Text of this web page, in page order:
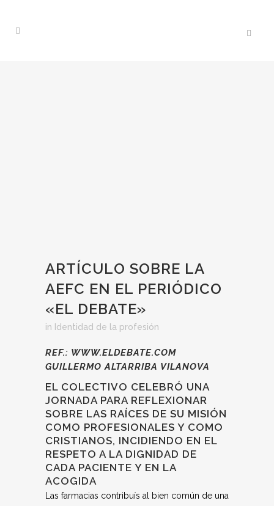
ARTÍCULO SOBRE LA
AEFC EN EL PERIÓDICO
«EL DEBATE»
in Identidad de la profesión
REF.: WWW.ELDEBATE.COM
GUILLERMO ALTARRIBA VILANOVA
EL COLECTIVO CELEBRÓ UNA
JORNADA PARA REFLEXIONAR
SOBRE LAS RAÍCES DE SU MISIÓN
COMO PROFESIONALES Y COMO
CRISTIANOS, INCIDIENDO EN EL
RESPETO A LA DIGNIDAD DE
CADA PACIENTE Y EN LA
ACOGIDA
Las farmacias contribuís al bien común de una